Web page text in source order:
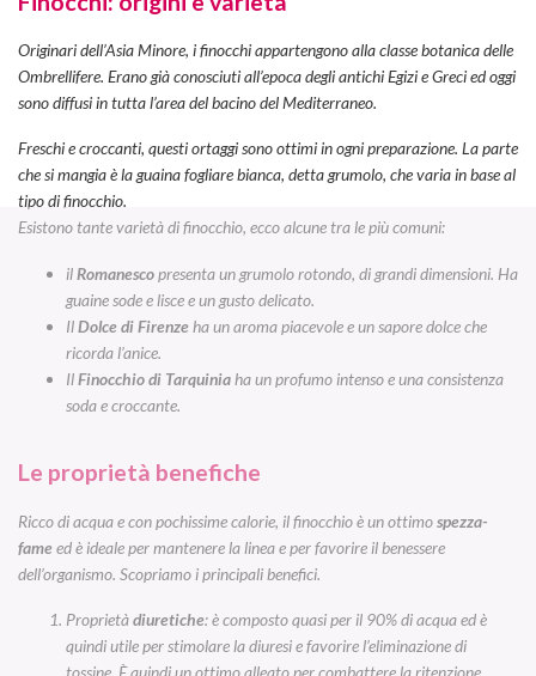
Originari dell’Asia Minore, i finocchi appartengono alla classe botanica delle
Ombrellifere. Erano già conosciuti all’epoca degli antichi Egizi e Greci ed oggi
sono diffusi in tutta l’area del bacino del Mediterraneo.
Freschi e croccanti, questi ortaggi sono ottimi in ogni preparazione. La parte
che si mangia è la guaina fogliare bianca, detta grumolo, che varia in base al
tipo di finocchio.
Esistono tante varietà di finocchio, ecco alcune tra le più comuni:
ilRomanescopresenta un grumolo rotondo, di grandi dimensioni. Ha
guaine sode e lisce e un gusto delicato.
IlDolce di Firenzeha un aroma piacevole e un sapore dolce che
ricorda l’anice.
IlFinocchio di Tarquiniaha un profumo intenso e una consistenza
soda e croccante.
Le proprietà benefiche
Ricco di acqua e con pochissime calorie, il finocchio è un ottimospezza-
fameed è ideale per mantenere la linea e per favorire il benessere
dell’organismo. Scopriamo i principali benefici.
Proprietàdiuretiche: è composto quasi per il 90% di acqua ed è
quindi utile per stimolare la diuresi e favorire l’eliminazione di
tossine. È quindi un ottimo alleato per combattere la ritenzione